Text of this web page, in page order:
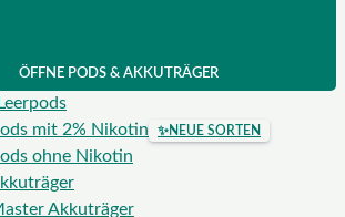
ÖFFNE PODS & AKKUTRÄGER
mit 2% Nikotin
✨NEUE SORTEN
ohne Nikotin
Akkuträger